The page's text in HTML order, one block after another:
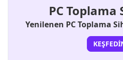
PC Toplama
Yenilenen PC Toplama